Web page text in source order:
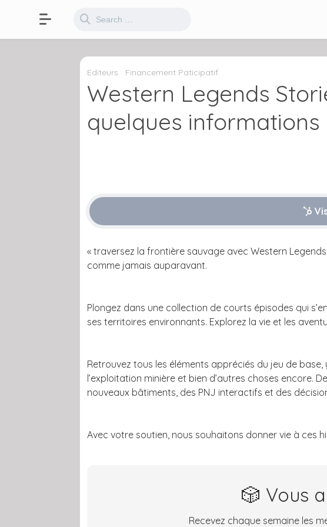
Editeurs Financement Paticipatif
Western Legends
quelques informations
« traversez la frontière sauvage avec Western
comme jamais auparavant.
Plongez dans une collection de courts épisodes qui
ses territoires environnants. Explorez la vie et les
Retrouvez tous les éléments appréciés du jeu de
l’exploitation minière et bien d’autres choses encore.
nouveaux bâtiments, des PNJ interactifs et des
Avec votre soutien, nous souhaitons donner vie à ces
🎲 Vous
Recevez chaque semaine les